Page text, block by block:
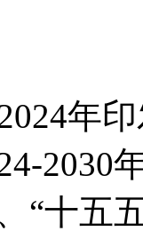
年印
2030
“十五